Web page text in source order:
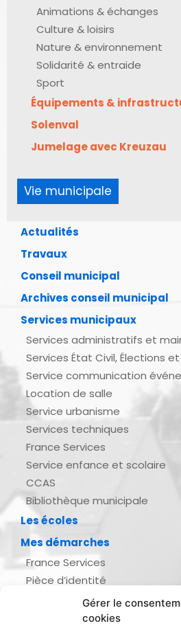
Gérer le
cookies
Animations & échanges
Culture & loisirs
Nature & environnement
Solidarité & entraide
Sport
Équipements &
Solenval
Jumelage avec Kreuzau
Vie municipale
Actualités
Travaux
Conseil municipal
Archives conseil municipal
Services municipaux
Services administratifs et
Services État Civil, Élections
Service communication
Location de salle
Service urbanisme
Services techniques
France Services
Service enfance et scolaire
CCAS
Bibliothèque municipale
Les écoles
Mes démarches
France Services
Pièce d’identité
Demande d’actes d’état civil